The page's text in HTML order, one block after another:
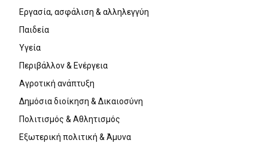
Εργασία, ασφάλιση & αλληλεγγύη
Παιδεία
Υγεία
Περιβάλλον & Ενέργεια
Αγροτική ανάπτυξη
Δημόσια διοίκηση & Δικαιοσύνη
Πολιτισμός & Αθλητισμός
Εξωτερική πολιτική & Άμυνα